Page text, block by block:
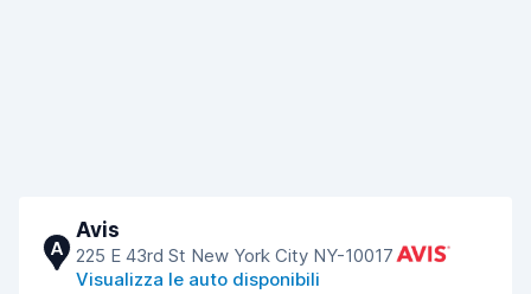
A
Avis
225 E 43rd St New York City NY-10017
Visualizza le auto disponibili